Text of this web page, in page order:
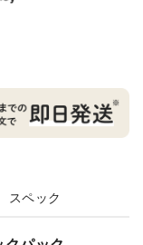
スペック